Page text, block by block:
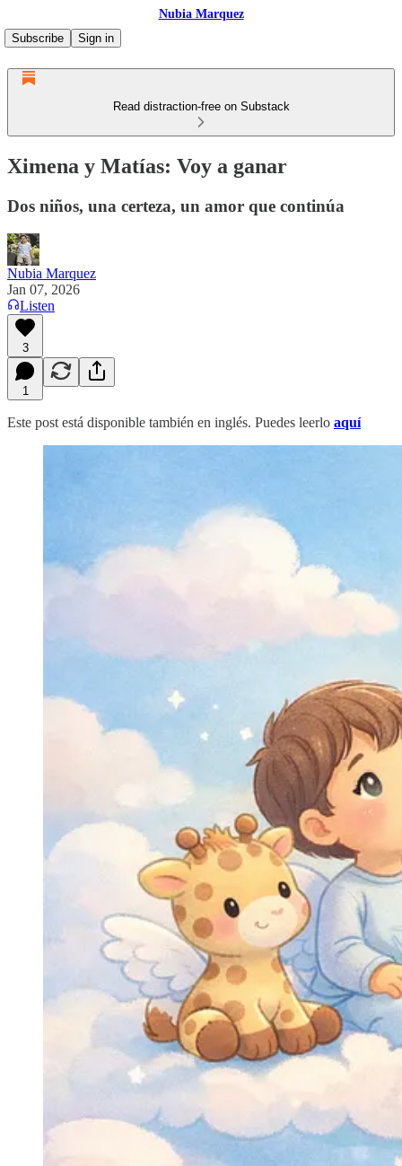
Nubia Marquez
Subscribe
Sign in
Read distraction-free on Substack
Ximena y Matías: Voy a ganar
Dos niños, una certeza, un amor que continúa
Nubia Marquez
Jan 07, 2026
Listen
3
1
Este post está disponible también en inglés. Puedes leerlo aquí